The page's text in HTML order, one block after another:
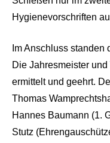
Hygienevorschriften
Im Anschluss standen
Die Jahresmeister
ermittelt und geehrt.
Thomas
Hannes Baumann (1.
Stutz